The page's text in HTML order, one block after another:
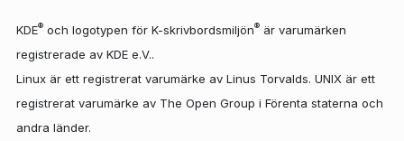
KDE® och logotypen för K-skrivbordsmiljön® är varumärken
registrerade av KDE e.V..
Linux är ett registrerat varumärke av Linus Torvalds. UNIX är ett
registrerat varumärke av The Open Group i Förenta staterna och
andra länder.